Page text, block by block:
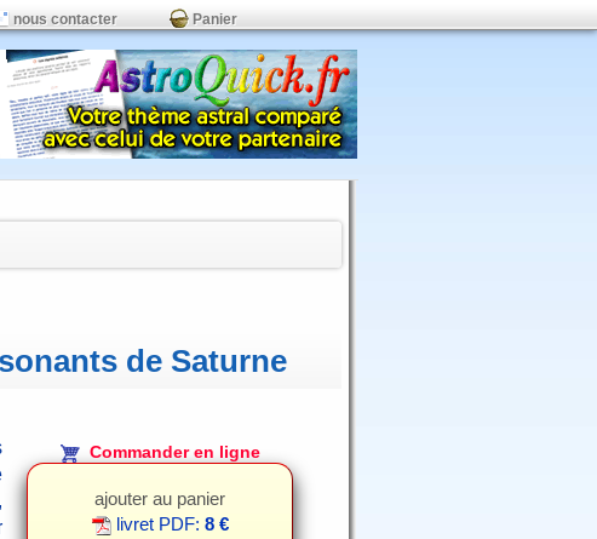
nous contacter Panier
de Saturne
Commander en ligne
ajouter au panier
livret PDF: 8 €